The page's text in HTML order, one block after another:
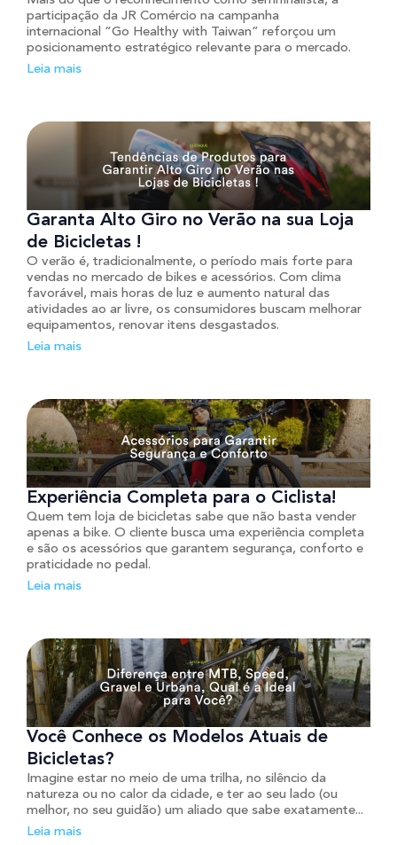
participação da JR Comércio na campanha
internacional “Go Healthy with Taiwan” reforçou um
posicionamento estratégico relevante para o mercado.
Leia mais
Garanta Alto Giro no Verão na sua Loja
de Bicicletas !
O verão é, tradicionalmente, o período mais forte para
vendas no mercado de bikes e acessórios. Com clima
favorável, mais horas de luz e aumento natural das
atividades ao ar livre, os consumidores buscam melhorar
equipamentos, renovar itens desgastados.
Leia mais
Experiência Completa para o Ciclista!
Quem tem loja de bicicletas sabe que não basta vender
apenas a bike. O cliente busca uma experiência completa
e são os acessórios que garantem segurança, conforto e
praticidade no pedal.
Leia mais
Você Conhece os Modelos Atuais de
Bicicletas?
Imagine estar no meio de uma trilha, no silêncio da
natureza ou no calor da cidade, e ter ao seu lado (ou
melhor, no seu guidão) um aliado que sabe exatamente...
Leia mais